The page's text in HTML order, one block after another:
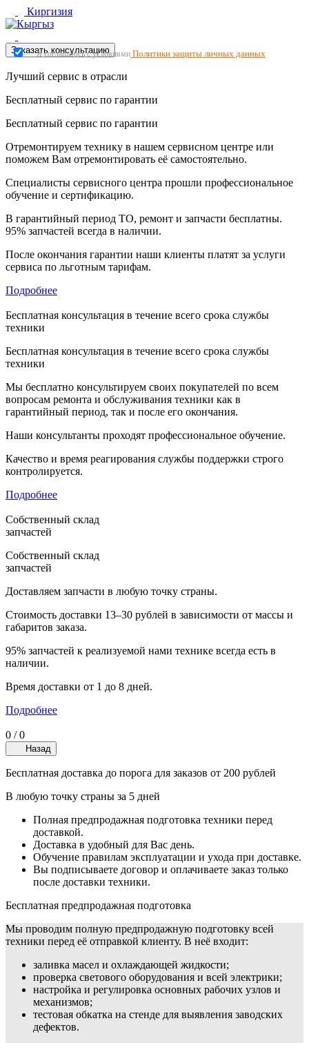
Киргизия
Заказать консультацию
Я соглашаюсь с условиями Политики защиты личных данных
Лучший сервис в отрасли
Бесплатный сервис по гарантии
Бесплатный сервис по гарантии
Отремонтируем технику в нашем сервисном центре или
поможем Вам отремонтировать её самостоятельно.
Специалисты сервисного центра прошли профессиональное
обучение и сертификацию.
В гарантийный период ТО, ремонт и запчасти бесплатны.
95% запчастей всегда в наличии.
После окончания гарантии наши клиенты платят за услуги
сервиса по льготным тарифам.
Подробнее
Бесплатная консультация в течение всего срока службы
техники
Бесплатная консультация в течение всего срока службы
техники
Мы бесплатно консультируем своих покупателей по всем
вопросам ремонта и обслуживания техники как в
гарантийный период, так и после его окончания.
Наши консультанты проходят профессиональное обучение.
Качество и время реагирования службы поддержки строго
контролируется.
Подробнее
Собственный склад
запчастей
Собственный склад
запчастей
Доставляем запчасти в любую точку страны.
Стоимость доставки 13–30 рублей в зависимости от массы и
габаритов заказа.
95% запчастей к реализуемой нами технике всегда есть в
наличии.
Время доставки от 1 до 8 дней.
Подробнее
0 /0
Назад
Бесплатная доставка до порога для заказов от 200 рублей
В любую точку страны за 5 дней
Полная предпродажная подготовка техники перед
доставкой.
Доставка в удобный для Вас день.
Обучение правилам эксплуатации и ухода при доставке.
Вы подписываете договор и оплачиваете заказ только
после доставки техники.
Бесплатная предпродажная подготовка
Мы проводим полную предпродажную подготовку всей
техники перед её отправкой клиенту. В неё входит:
заливка масел и охлаждающей жидкости;
проверка светового оборудования и всей электрики;
настройка и регулировка основных рабочих узлов и
механизмов;
тестовая обкатка на стенде для выявления заводских
дефектов.